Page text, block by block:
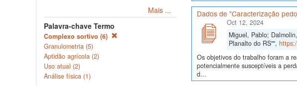
Mais ...
Palavra-chave Termo
Complexo sortivo (6)
Granulometria (5)
Aptidão agrícola (2)
Uso atual (2)
Análise física (1)
Dados de "Caracterização
Oct 12, 2024
Miguel, Pablo;
Planalto do RS"",
Os objetivos do trabalho foram a
potencialmente susceptíveis a
d...